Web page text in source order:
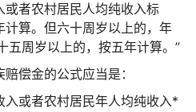
者农村居民人均纯收入标
算。但六十周岁以上的，年
五周岁以上的，按五年计算。”
偿金的公式应当是：
或者农村居民年人均纯收入*